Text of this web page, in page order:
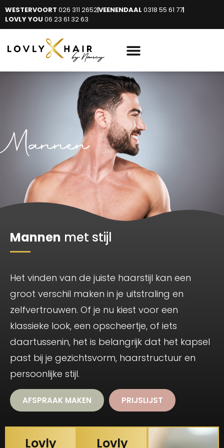
WESTERVOORT 026 311 2652VEENENDAAL 0318 55 61 77
LOVLY YOU 06 23 61 32 63
Mannen
Mannen met stijl
Het vinden van de juiste haarstijl kan een
groot verschil maken in je uitstraling en
zelfvertrouwen. Of je nu kiest voor een
klassieke look, een opscheertje, of iets
daartussenin, het is belangrijk dat het kapsel
past bij je gezichtsvorm, haarstructuur en
persoonlijke stijl.
AFSPRAAK MAKEN PRIJSLIJST
Lovly Lovly